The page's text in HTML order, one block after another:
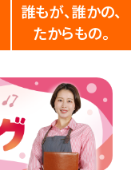
誰もが、誰かの、
たからもの。